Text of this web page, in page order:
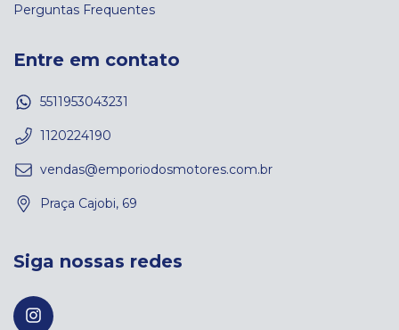
Perguntas Frequentes
Entre em contato
5511953043231
1120224190
vendas@emporiodosmotores.com.br
Praça Cajobi, 69
Siga nossas redes